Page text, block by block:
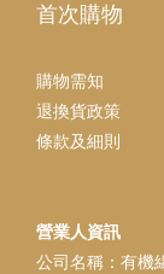
首次購物
購物需知
退換貨政策
條款及細則
營業人資訊
公司名稱：有機